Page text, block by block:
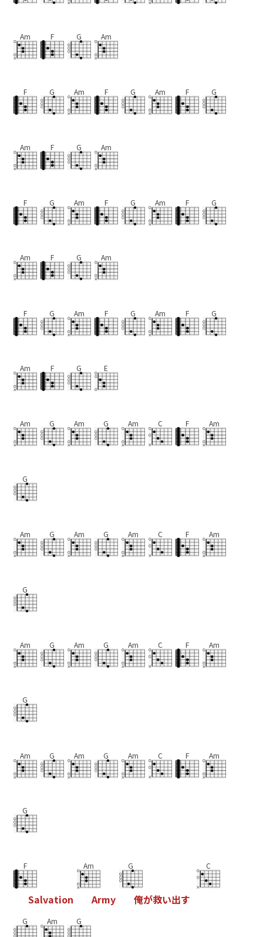
Am F G Am
F G Am F G Am F G
Am F G Am
F G Am F G Am F G
Am F G Am
F G Am F G Am F G
Am F G E
Am G Am G Am C F Am
G
Am G Am G Am C F Am
G
Am G Am G Am C F Am
G
Am G Am G Am C F Am
G
F
Salvation
Am
Army
G
俺が救い出す
C
G Am G